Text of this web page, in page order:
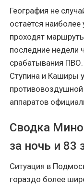
География не
остаётся
проходят
последние недели
срабатывания ПВО.
Ступина и Каширы
аппаратов
Сводка
за ночь и 83
Ситуация в
гораздо более